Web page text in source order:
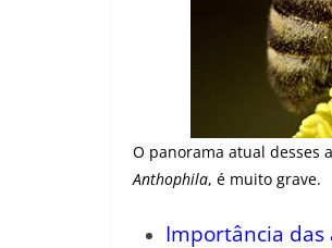
O panorama atual desses
Anthophila, é muito grave.
Importância das